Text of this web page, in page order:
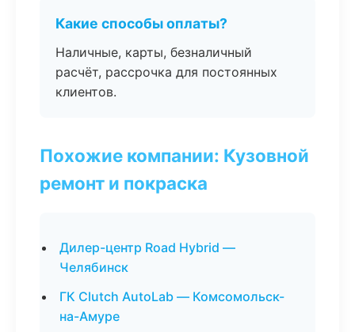
Какие способы оплаты?
Наличные, карты, безналичный
расчёт, рассрочка для постоянных
клиентов.
Похожие компании: Кузовной
ремонт и покраска
Дилер-центр Road Hybrid —
Челябинск
ГК Clutch AutoLab — Комсомольск-
на-Амуре